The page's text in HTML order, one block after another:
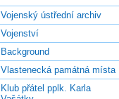
Vojenský ústřední archiv
Vojenství
Background
Vlastenecká památná místa
Klub přátel pplk. Karla